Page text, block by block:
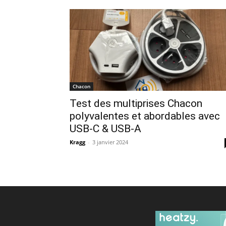
Chacon
Test des multiprises Chacon
polyvalentes et abordables avec
USB-C & USB-A
Kragg - 3 janvier 2024